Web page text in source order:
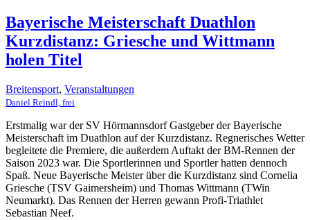
Bayerische Meisterschaft Duathlon
Kurzdistanz: Griesche und Wittmann
holen Titel
Breitensport, Veranstaltungen
Daniel Reindl, frei
Erstmalig war der SV Hörmannsdorf Gastgeber der Bayerische
Meisterschaft im Duathlon auf der Kurzdistanz. Regnerisches Wetter
begleitete die Premiere, die außerdem Auftakt der BM-Rennen der
Saison 2023 war. Die Sportlerinnen und Sportler hatten dennoch
Spaß. Neue Bayerische Meister über die Kurzdistanz sind Cornelia
Griesche (TSV Gaimersheim) und Thomas Wittmann (TWin
Neumarkt). Das Rennen der Herren gewann Profi-Triathlet
Sebastian Neef.